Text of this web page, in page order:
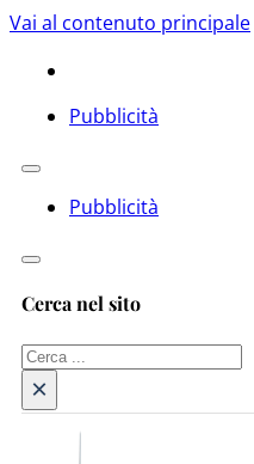
Vai al contenuto principale
Pubblicità
Pubblicità
Cerca nel sito
Cerca
×